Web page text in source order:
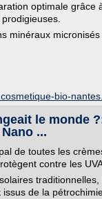
optimale grâce
minéraux
bio-
le monde
...
de toutes les
contre les
issus de la